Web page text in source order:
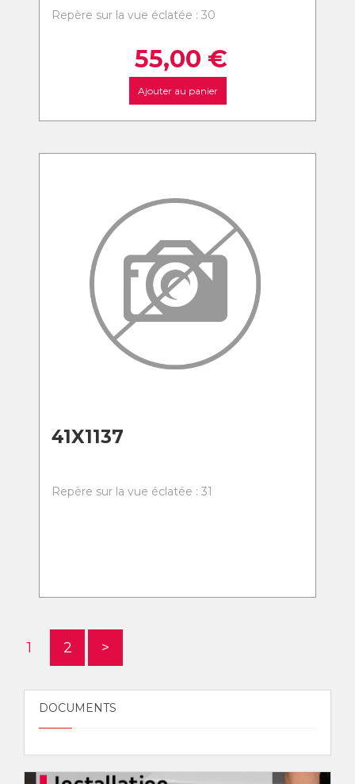
Repère sur la vue éclatée : 30
55,00 €
Ajouter au panier
41X1137
Repère sur la vue éclatée : 31
1 2 >
DOCUMENTS